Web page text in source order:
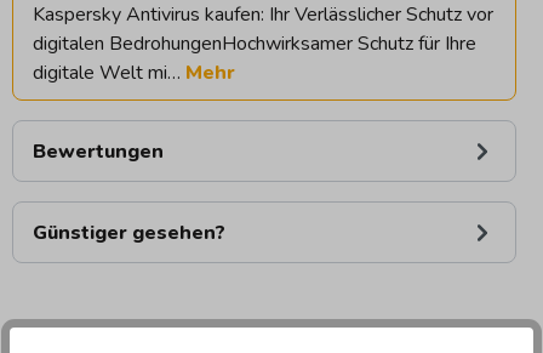
Kaspersky Antivirus kaufen: Ihr Verlässlicher Schutz vor
digitalen BedrohungenHochwirksamer Schutz für Ihre
digitale Welt mi… Mehr
Bewertungen
Günstiger gesehen?